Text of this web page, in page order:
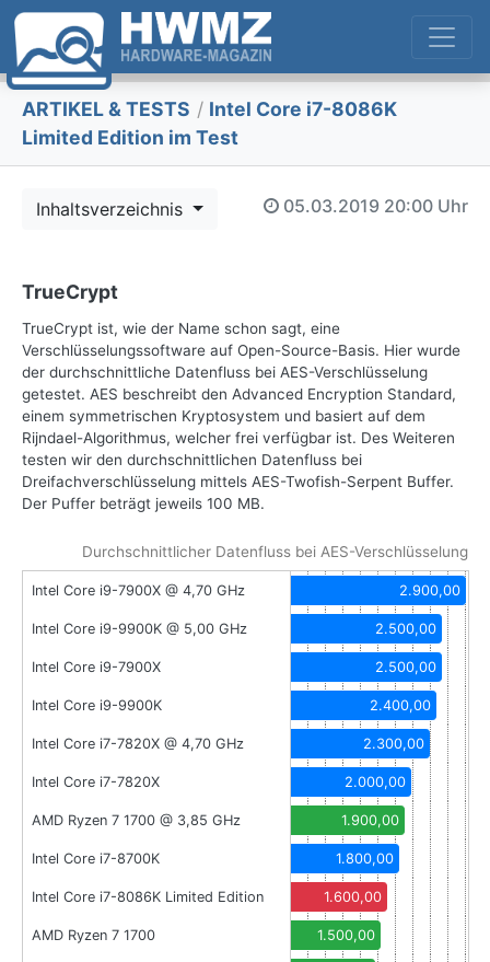
ARTIKEL & TESTS / Intel Core i7-8086K
Limited Edition im Test
Inhaltsverzeichnis 05.03.2019 20:00 Uhr
TrueCrypt
TrueCrypt ist, wie der Name schon sagt, eine
Verschlüsselungssoftware auf Open-Source-Basis. Hier wurde
der durchschnittliche Datenfluss bei AES-Verschlüsselung
getestet. AES beschreibt den Advanced Encryption Standard,
einem symmetrischen Kryptosystem und basiert auf dem
Rijndael-Algorithmus, welcher frei verfügbar ist. Des Weiteren
testen wir den durchschnittlichen Datenfluss bei
Dreifachverschlüsselung mittels AES-Twofish-Serpent Buffer.
Der Puffer beträgt jeweils 100 MB.
Durchschnittlicher Datenfluss bei AES-Verschlüsselung
Intel Core i9-7900X @ 4,70 GHz 2.900,00
Intel Core i9-9900K @ 5,00 GHz 2.500,00
Intel Core i9-7900X 2.500,00
Intel Core i9-9900K 2.400,00
Intel Core i7-7820X @ 4,70 GHz 2.300,00
Intel Core i7-7820X 2.000,00
AMD Ryzen 7 1700 @ 3,85 GHz 1.900,00
Intel Core i7-8700K 1.800,00
Intel Core i7-8086K Limited Edition 1.600,00
AMD Ryzen 7 1700 1.500,00